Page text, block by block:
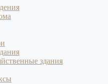
здания